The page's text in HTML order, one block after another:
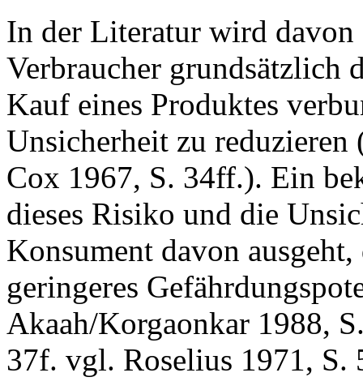
In der Literatur wird davon
Verbraucher grundsätzlich
Kauf eines Produktes
Unsicherheit zu
Cox 1967, S. 34ff.). Ein
dieses Risiko und die
Konsument davon
geringeres
Akaah/Korgaonkar 1988,
37f. vgl. Roselius 1971, S.